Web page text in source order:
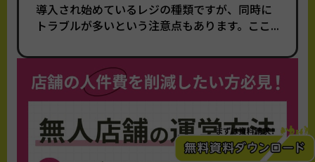
導入され始めているレジの種類ですが、同時に
トラブルが多いという注意点もあります。ここ...